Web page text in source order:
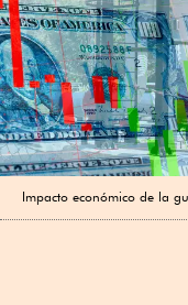
Impacto económico de la